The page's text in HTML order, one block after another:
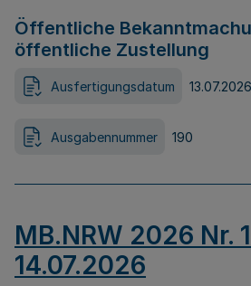
Öffentliche
öffentliche Zustellung
Ausfertigungsdatum 13.07.2026
Ausgabennummer 190
MB.NRW 2026 Nr.
14.07.2026